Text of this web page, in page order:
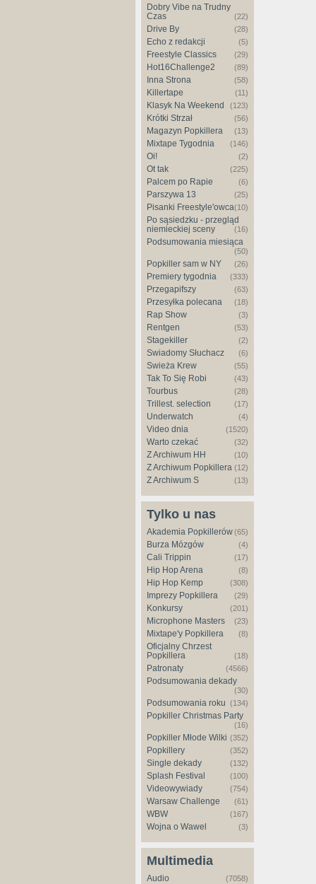
Dobry Vibe na Trudny
Czas
(22)
Drive By (28)
Echo z redakcji (5)
Freestyle Classics (29)
Hot16Challenge2 (89)
Inna Strona (58)
Killertape (11)
Klasyk Na Weekend (123)
Krótki Strzał (56)
Magazyn Popkillera (13)
Mixtape Tygodnia (146)
Oi! (2)
Ot tak (225)
Palcem po Rapie (6)
Parszywa 13 (25)
Pisanki Freestyle'owca(10)
Po sąsiedzku - przegląd
niemieckiej sceny
(16)
Podsumowania miesiąca
(50)
Popkiller sam w NY (26)
Premiery tygodnia (333)
Przegapifszy (63)
Przesyłka polecana (18)
Rap Show (3)
Rentgen (53)
Stagekiller (2)
Świadomy Słuchacz (6)
Świeża Krew (55)
Tak To Się Robi (43)
Tourbus (28)
Trillest. selection (17)
Underwatch (4)
Video dnia (1520)
Warto czekać (32)
Z Archiwum HH (10)
Z Archiwum Popkillera (12)
Z Archiwum S (13)
Tylko u nas
Akademia Popkillerów(65)
Burza Mózgów (4)
Cali Trippin (17)
Hip Hop Arena (8)
Hip Hop Kemp (308)
Imprezy Popkillera (29)
Konkursy (201)
Microphone Masters (23)
Mixtape'y Popkillera (8)
Oficjalny Chrzest
Popkillera
(18)
Patronaty (4566)
Podsumowania dekady
(30)
Podsumowania roku (134)
Popkiller Christmas Party
(16)
Popkiller Młode Wilki (352)
Popkillery (352)
Single dekady (132)
Splash Festival (100)
Videowywiady (754)
Warsaw Challenge (61)
WBW (167)
Wojna o Wawel (3)
Multimedia
Audio (7058)